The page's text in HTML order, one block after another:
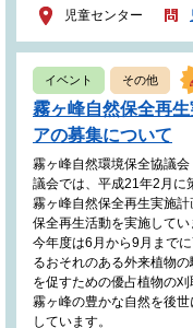
児童センター
イベント その他
霧ヶ峰自然保全再
アの募集について
霧ヶ峰自然環境保全協議
議会では、平成21年2月に
霧ヶ峰自然保全再生実施
保全再生活動を実施してい
今年度は6月から9月まで
るおそれのある外来植物
を促すための優占植物の刈
霧ヶ峰の豊かな自然を後
しています。